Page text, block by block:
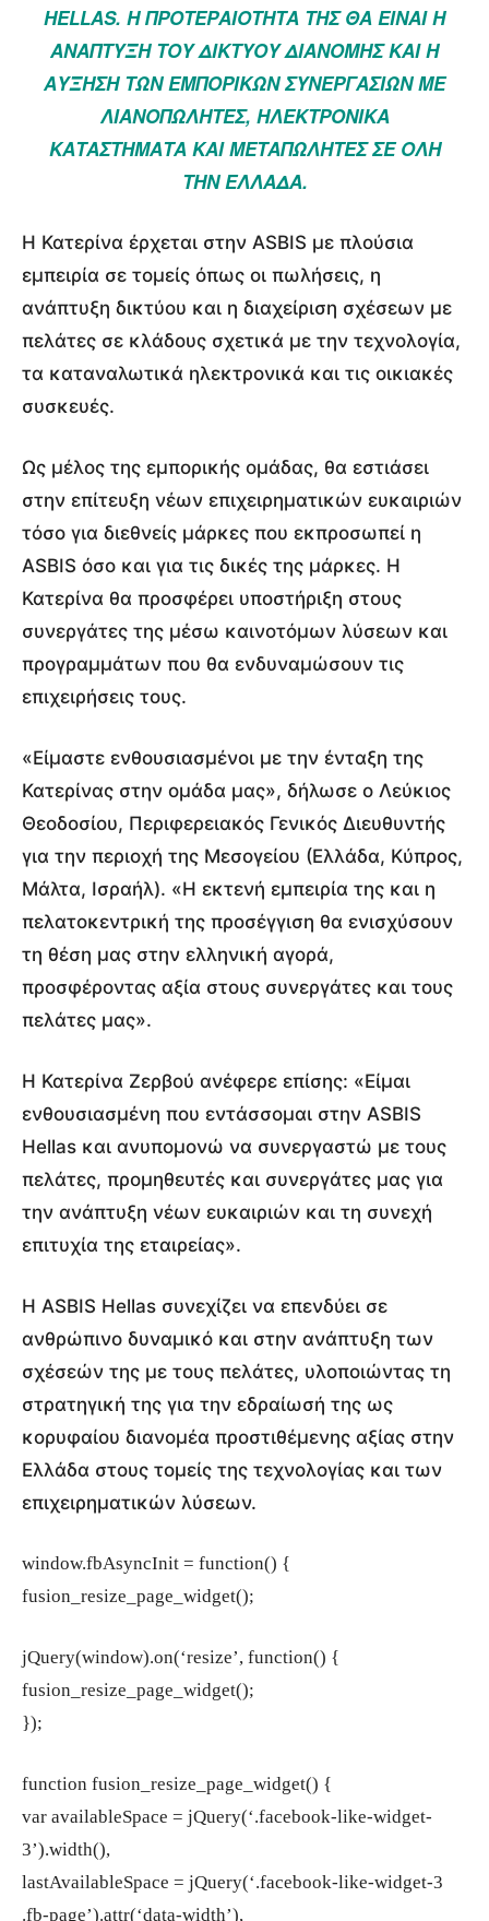
HELLAS. Η ΠΡΟΤΕΡΑΙΌΤΗΤΆ ΤΗΣ ΘΑ ΕΊΝΑΙ Η
ΑΝΆΠΤΥΞΗ ΤΟΥ ΔΙΚΤΎΟΥ ΔΙΑΝΟΜΉΣ ΚΑΙ Η
ΑΎΞΗΣΗ ΤΩΝ ΕΜΠΟΡΙΚΏΝ ΣΥΝΕΡΓΑΣΙΏΝ ΜΕ
ΛΙΑΝΟΠΩΛΗΤΈΣ, ΗΛΕΚΤΡΟΝΙΚΆ
ΚΑΤΑΣΤΉΜΑΤΑ ΚΑΙ ΜΕΤΑΠΩΛΗΤΈΣ ΣΕ ΌΛΗ
ΤΗΝ ΕΛΛΆΔΑ.
Η Κατερίνα έρχεται στην ASBIS με πλούσια
εμπειρία σε τομείς όπως οι πωλήσεις, η
ανάπτυξη δικτύου και η διαχείριση σχέσεων με
πελάτες σε κλάδους σχετικά με την τεχνολογία,
τα καταναλωτικά ηλεκτρονικά και τις οικιακές
συσκευές.
Ως μέλος της εμπορικής ομάδας, θα εστιάσει
στην επίτευξη νέων επιχειρηματικών ευκαιριών
τόσο για διεθνείς μάρκες που εκπροσωπεί η
ASBIS όσο και για τις δικές της μάρκες. Η
Κατερίνα θα προσφέρει υποστήριξη στους
συνεργάτες της μέσω καινοτόμων λύσεων και
προγραμμάτων που θα ενδυναμώσουν τις
επιχειρήσεις τους.
«Είμαστε ενθουσιασμένοι με την ένταξη της
Κατερίνας στην ομάδα μας», δήλωσε ο Λεύκιος
Θεοδοσίου, Περιφερειακός Γενικός Διευθυντής
για την περιοχή της Μεσογείου (Ελλάδα, Κύπρος,
Μάλτα, Ισραήλ). «Η εκτενή εμπειρία της και η
πελατοκεντρική της προσέγγιση θα ενισχύσουν
τη θέση μας στην ελληνική αγορά,
προσφέροντας αξία στους συνεργάτες και τους
πελάτες μας».
Η Κατερίνα Ζερβού ανέφερε επίσης: «Είμαι
ενθουσιασμένη που εντάσσομαι στην ASBIS
Hellas και ανυπομονώ να συνεργαστώ με τους
πελάτες, προμηθευτές και συνεργάτες μας για
την ανάπτυξη νέων ευκαιριών και τη συνεχή
επιτυχία της εταιρείας».
Η ASBIS Hellas συνεχίζει να επενδύει σε
ανθρώπινο δυναμικό και στην ανάπτυξη των
σχέσεών της με τους πελάτες, υλοποιώντας τη
στρατηγική της για την εδραίωσή της ως
κορυφαίου διανομέα προστιθέμενης αξίας στην
Ελλάδα στους τομείς της τεχνολογίας και των
επιχειρηματικών λύσεων.
window.fbAsyncInit = function() {
fusion_resize_page_widget();
jQuery(window).on(‘resize’, function() {
fusion_resize_page_widget();
});
function fusion_resize_page_widget() {
var availableSpace = jQuery(‘.facebook-like-widget-
3’).width(),
lastAvailableSpace = jQuery(‘.facebook-like-widget-3
.fb-page’).attr(‘data-width’),